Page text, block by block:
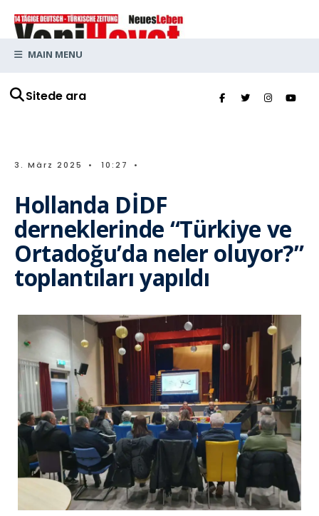
Sitede ara
MAIN MENU
3. März 2025 • 10:27 •
Hollanda DİDF
derneklerinde “Türkiye ve
Ortadoğu’da neler oluyor?”
toplantıları yapıldı